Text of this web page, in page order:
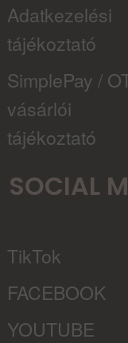
Adatkezelési
tájékoztató
SimplePay /
vásárlói
tájékoztató
SOCIAL
TikTok
FACEBOOK
YOUTUBE